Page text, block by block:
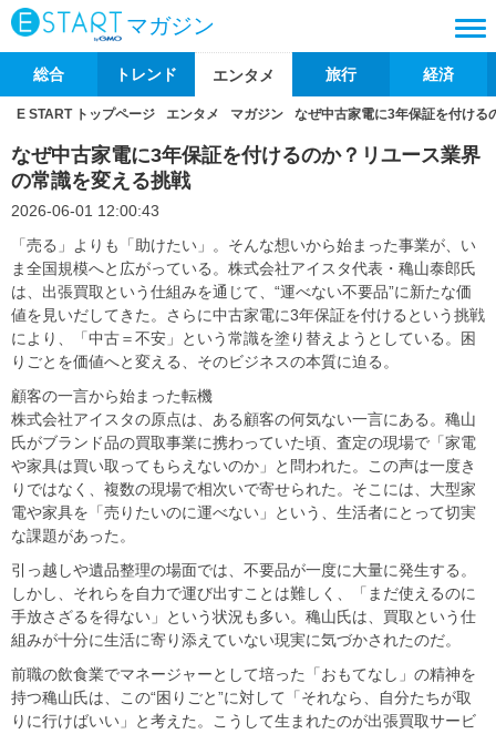
マガジン
総合 トレンド エンタメ 旅行 経済
E START トップページ エンタメ マガジン なぜ中古家電に3年保証を付ける
なぜ中古家電に3年保証を付けるのか？リユース業界
の常識を変える挑戦
2026-06-01 12:00:43
「売る」よりも「助けたい」。そんな想いから始まった事業が、い
ま全国規模へと広がっている。株式会社アイスタ代表・穐山泰郎氏
は、出張買取という仕組みを通じて、“運べない不要品”に新たな価
値を見いだしてきた。さらに中古家電に3年保証を付けるという挑戦
により、「中古＝不安」という常識を塗り替えようとしている。困
りごとを価値へと変える、そのビジネスの本質に迫る。
顧客の一言から始まった転機
株式会社アイスタの原点は、ある顧客の何気ない一言にある。穐山
氏がブランド品の買取事業に携わっていた頃、査定の現場で「家電
や家具は買い取ってもらえないのか」と問われた。この声は一度き
りではなく、複数の現場で相次いで寄せられた。そこには、大型家
電や家具を「売りたいのに運べない」という、生活者にとって切実
な課題があった。
引っ越しや遺品整理の場面では、不要品が一度に大量に発生する。
しかし、それらを自力で運び出すことは難しく、「まだ使えるのに
手放さざるを得ない」という状況も多い。穐山氏は、買取という仕
組みが十分に生活に寄り添えていない現実に気づかされたのだ。
前職の飲食業でマネージャーとして培った「おもてなし」の精神を
持つ穐山氏は、この“困りごと”に対して「それなら、自分たちが取
りに行けばいい」と考えた。こうして生まれたのが出張買取サービ